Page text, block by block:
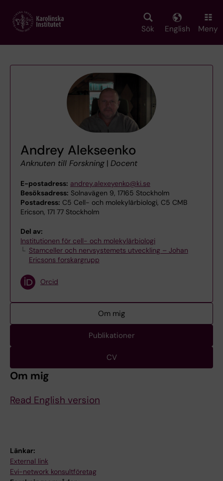
main
Sök English Meny
Andrey Alekseenko
Anknuten till Forskning | Docent
E-postadress: andrey.alexeyenko@ki.se
Besöksadress: Solnavägen 9, 17165 Stockholm
Postadress: C5 Cell- och molekylärbiologi, C5 CMB
Ericson, 171 77 Stockholm
Del av:
Institutionen för cell- och molekylärbiologi
Stamceller och nervsystemets utveckling – Johan
Ericsons forskargrupp
Orcid
Om mig
Publikationer
CV
Om mig
Read English version
Länkar:
External link
Evi-network konsultföretag